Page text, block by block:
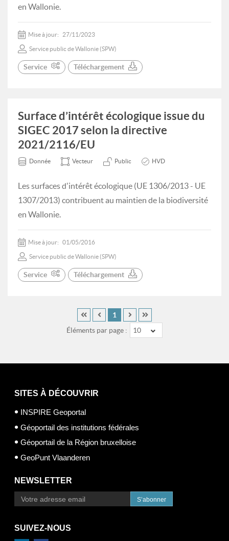
en Wallonie.
Mise à jour: 27/11/2023
Service public de Wallonie (SPW)
Service Téléchargement
Surface d’intérêt écologique issue du
SIGEC 2017 selon la directive
2021/2116/EU
Donnée Vecteur Public HVD
Les surfaces d'intérêt écologique (UE 1306/2013 - UE
1307/2013) contribuent au maintien de la biodiversité
en Wallonie.
Mise à jour: 01/05/2016
Service public de Wallonie (SPW)
Service Téléchargement
Éléments par page : 10
1
SITES À DÉCOUVRIR
INSPIRE Geoportal
Géoportail des institutions fédérales
Géoportail de la Région bruxelloise
GeoPunt Vlaanderen
NEWSLETTER
S’abonner
SUIVEZ-NOUS